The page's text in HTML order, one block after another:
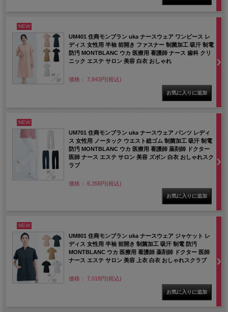
NEW
UM401 住商モンブラン uka ナースウェア ワンピース レ
ディス 女性用 半袖 前開き ファスナー 制菌加工 吸汗 制電
防汚 MONTBLANC ウカ 医療用 看護師 ナース 歯科 クリ
ニック エステ サロン 美容 白衣 おしゃれ
価格： 7,843円(税込)
NEW
UM701 住商モンブラン uka ナースウェア パンツ レディ
ス 女性用 ノータック ウエスト総ゴム 制菌加工 吸汗 制電
防汚 MONTBLANC ウカ 医療用 看護師 薬剤師 ドクター
医師 ナース エステ サロン 美容 ズボン 白衣 おしゃれスク
ラブ
価格： 6,358円(税込)
NEW
UM801 住商モンブラン uka ナースウェア ジャケット レ
ディス 女性用 半袖 前開き 制菌加工 吸汗 制電 防汚
MONTBLANC ウカ 医療用 看護師 薬剤師 ドクター 医師
ナース エステ サロン 美容 上衣 白衣 おしゃれスクラブ
価格： 7,018円(税込)